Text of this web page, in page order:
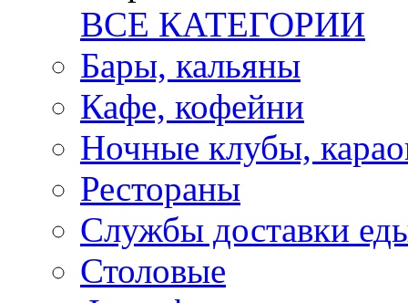
ВСЕ КАТЕГОРИИ
Бары, кальяны
Кафе, кофейни
Ночные клубы,
Рестораны
Службы доставки
Столовые